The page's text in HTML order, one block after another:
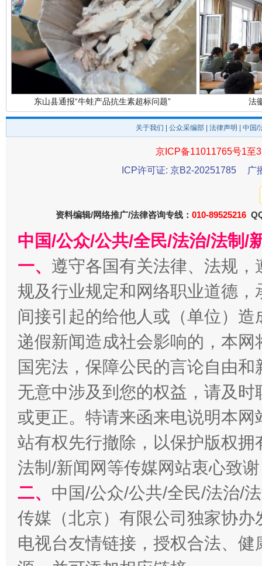
东山县通报“牛蛙产品抗生素超标问题” 法
受贿1.44亿！段成刚被判无期 从幼
关于我们 公众采编部 法律声明 | 中国
京ICP备11011765号1至
ICP许可证: 京B2-20251785
广
资料编辑/网络推广/法律咨询专线： 010-89525216
中国/公众/公共/全民/法治/法制/
一、 遵守各国有关法律、法规
规及行业规定和网络职业道德
间接引起的给他人或（单位）
递假新闻造成社会影响的，本
国宪法，保障公民的言论自由
无意中涉及到您的权益，请及
或更正。特请来函来电说明本
站有权先行撤除，以保护版权
法制/新闻网等传媒网站衷心致
二、 中国/公众/公共/全民/法治/
传媒（北京）有限公司独家协
电视台友情链接，授权合法、